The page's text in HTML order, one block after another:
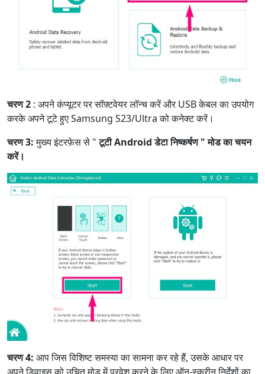
चरण 2 : अपने कंप्यूटर पर सॉफ़्टवेयर लॉन्च करें और USB केबल का उपयोग
करके अपने टूटे हुए Samsung S23/Ultra को कनेक्ट करें।
चरण 3:मुख्य इंटरफ़ेस से "टूटी Android डेटा निष्कर्षण " मोड का चयन
करें।
चरण 4: आप जिस विशिष्ट समस्या का सामना कर रहे हैं, उसके आधार पर